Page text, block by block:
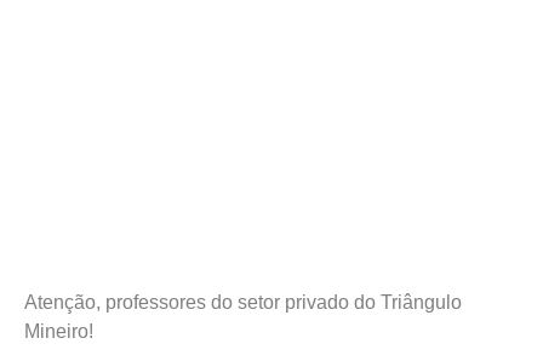
Atenção, professores do setor privado do Triângulo
Mineiro!